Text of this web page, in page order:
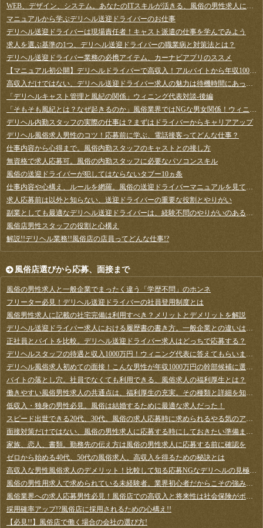
WEB、デザイン、システム。あなたのITスキルが活きる、風俗の男性求人に応募してみよう！
マニュアルから学ぶデリヘル送迎ドライバーのお仕事
デリヘル送迎ドライバーは現場責任者！キャスト派遣の仕事を学んでみよう
求人を選ぶ基準の1つ、デリヘル送迎ドライバーの職業病と対策法とは？
デリヘル送迎ドライバー業務の必携アイテム、カーナビアプリのススメ
【マニュアル初公開】デリヘルドライバーで高収入！アルバイトから年収1000万を目指す～基礎知識編
高収入だけではない、デリヘル送迎ドライバー求人の魅力は待機時間にあった！
「デリヘルキャスト管理と風紀の関係」ウィニング代表対談-後編
「そもそも風紀とは？なぜ起きるのか」風俗業界ではNGな男女関係！ウィニング代表対談-前編
デリヘル内勤スタッフの実際の仕事は？まずはドライバーからキャリアアップ
デリヘル風俗求人男性のコツ！応募前に学ぶ、電話接客ってどんな仕事？
仕事内容から心得まで。風俗内勤スタッフのキャストとの接し方
無資格で求人応募可。風俗の内勤スタッフに必要なパソコンスキル
風俗の送迎ドライバーが犯してはならないタブー10ヵ条
仕事内容や心構え、ルールを網羅。風俗の送迎ドライバーマニュアルを見てみよう
求人応募前は以外と知らない、送迎ドライバーの重要な役割とやりがい
副業としても最適なデリヘル送迎ドライバーは、経験不問のやりがいのある仕事
風俗店男性スタッフの役割と心構え
解説!!デリヘル業務!!風俗店の店員ってどんな仕事!?
風俗店選びから応募、面接まで
風俗の男性求人と一般企業でまったく違う「学歴不問」のホンネ
フリーター必見！デリヘル送迎ドライバーの社員登用制度とは
風俗男性求人に記載の社宅完備は利用すべき？メリットとデメリットを解説
デリヘル送迎ドライバー求人における履歴書の書き方。一般企業との違いは何？
正社員とバイトを比較。デリヘル送迎ドライバー求人はどっちで応募する？
デリヘルスタッフの待遇と収入1000万円！ウィニング代表に答えてもらいました
デリヘル風俗求人初めての面接！こんな男性が年収1000万円の幹部候補に選ばれます
バイトの落とし穴。社員でなくても利用できる、風俗求人の福利厚生とは？
働きやすい風俗男性求人の共通点は、福利厚生の充実。その種類と詳細を知ろう
低収入・独身の男性必見。風俗は結婚するために最適な求人だった！
スピード出世できる20代、30代。風俗の求人応募時に求められるやる気のアピール方法とは
面接対策だけではない、風俗の男性求人に応募する時にしておきたい準備まとめ
家族、恋人、書類。勤務先の伝え方は風俗の男性求人に応募する前に確認を
ゼロから始める40代、50代の風俗求人。高収入を得るための秘訣とは
高収入な男性風俗求人のデメリット！比較して知る応募NGなデリヘルの見極め方
風俗の男性用求人で求められている未経験者。業界初心者だからこその強みとは
風俗業界への求人応募男性必見！風俗店での高収入と将来性は社会保険がポイント
採用確率アップ!?風俗店に採用されるための心構え!!
【必見!!】風俗店で働く場合の会社の選び方!